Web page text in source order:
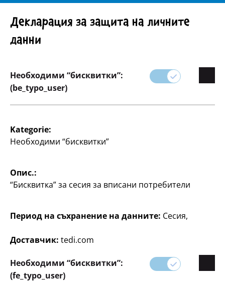
Асортимент
В категорията ни за канцеларски материали има
ученици до офис служители.
Открийте разнообразие от химикалки,
инструменти, които ще ви помогнат да бъдете
употреба.
Декларация за защита на личните
данни
Необходими “бисквитки”:
(be_typo_user)
Kategorie:
Необходими “бисквитки”
Опис.:
“Бисквитка” за сесия за вписани потребители
Период на съхранение на данните: Сесия,
Доставчик: tedi.com
Необходими “бисквитки”:
(fe_typo_user)